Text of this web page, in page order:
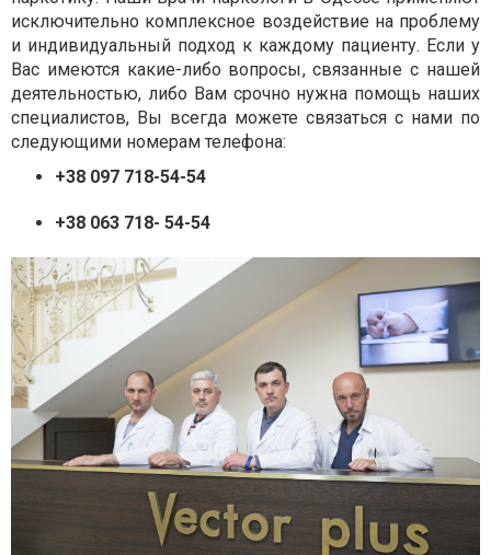
исключительно комплексное воздействие на проблему
и индивидуальный подход к каждому пациенту. Если у
Вас имеются какие-либо вопросы, связанные с нашей
деятельностью, либо Вам срочно нужна помощь наших
специалистов, Вы всегда можете связаться с нами по
следующими номерам телефона:
+38 097 718-54-54
+38 063 718- 54-54